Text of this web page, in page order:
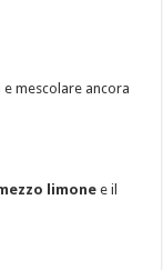
e mescolare ancora
limonee il